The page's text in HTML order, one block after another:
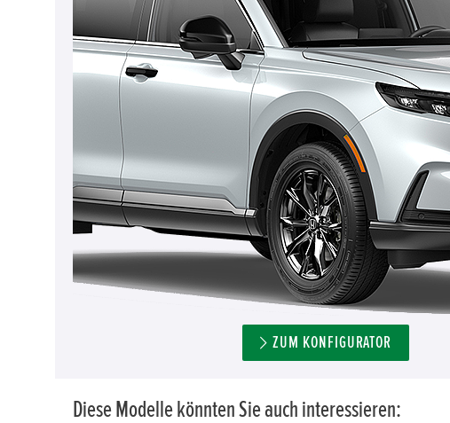
ZUM KONFIGURATOR
Diese Modelle könnten Sie auch interessieren: